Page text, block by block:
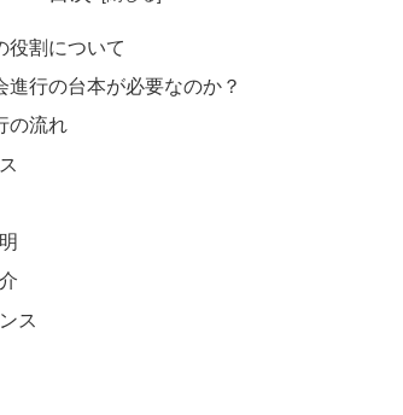
役割について
進行の台本が必要なのか？
の流れ
ス